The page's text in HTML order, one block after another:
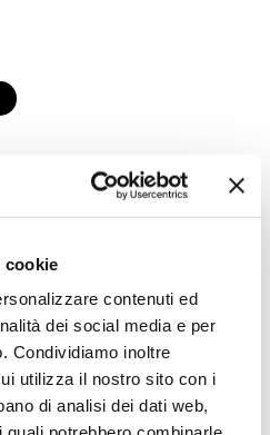
cookie
contenuti ed
dei social media e per
Condividiamo inoltre
utilizza il nostro sito con i
di analisi dei dati web,
disponibili per la